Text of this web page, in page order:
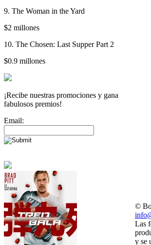
9. The Woman in the Yard
$2 millones
10. The Chosen: Last Supper Part 2
$0.9 millones
¡Recibe nuestras promociones y gana
fabulosos premios!
Email:
©
Las
y se